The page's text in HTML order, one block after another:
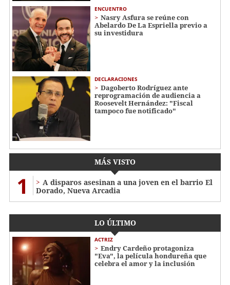
ENCUENTRO
Nasry Asfura se reúne con
Abelardo De La Espriella previo a
su investidura
DECLARACIONES
Dagoberto Rodríguez ante
reprogramación de audiencia a
Roosevelt Hernández: "Fiscal
tampoco fue notificado"
MÁS VISTO
1
A disparos asesinan a una joven en el barrio El
Dorado, Nueva Arcadia
LO ÚLTIMO
ACTRIZ
Endry Cardeño protagoniza
"Eva", la película hondureña que
celebra el amor y la inclusión